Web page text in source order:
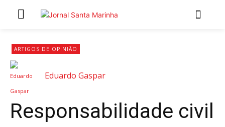
ÚLTIMAS NOTÍCIAS
ARTIGOS DE OPINIÃO
Secções
ARTIGOS DE OPINIÃO
Eduardo Gaspar
Responsabilidade civil